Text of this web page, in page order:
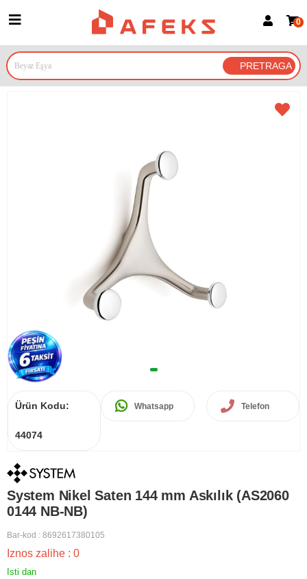
Prijava za članove
Prijavite se Google nalogom
0
Ürün Kodu:
44074
Whatsapp Telefon
System Nikel Saten 144 mm Askılık (AS2060
0144 NB-NB)
Bar-kod : 8692617380105
Iznos zalihe : 0
Isti dan